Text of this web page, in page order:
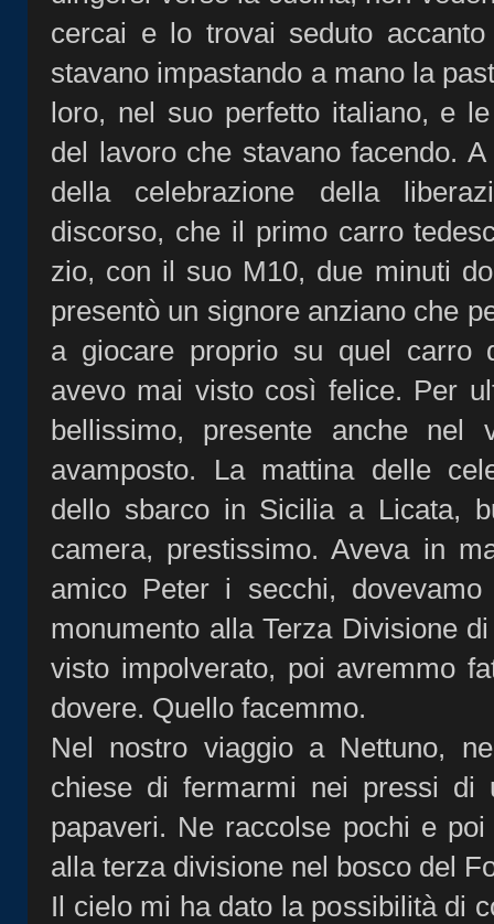
cercai e lo trovai seduto
stavano impastando a mano la
loro, nel suo perfetto italiano, e
del lavoro che stavano facendo.
della celebrazione della
discorso, che il primo carro
zio, con il suo M10, due minuti
presentò un signore anziano che
a giocare proprio su quel carro
avevo mai visto così felice. Per
bellissimo, presente anche nel
avamposto. La mattina delle
dello sbarco in Sicilia a Licata,
camera, prestissimo. Aveva in
amico Peter i secchi,
monumento alla Terza Divisione
visto impolverato, poi avremmo
dovere. Quello facemmo.
Nel nostro viaggio a Nettuno,
chiese di fermarmi nei pressi di
papaveri. Ne raccolse pochi e
alla terza divisione nel bosco del
Il cielo mi ha dato la possibilità di